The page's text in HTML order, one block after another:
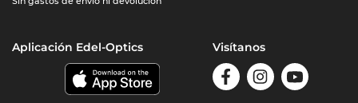
Aplicación Edel-Optics Visítanos